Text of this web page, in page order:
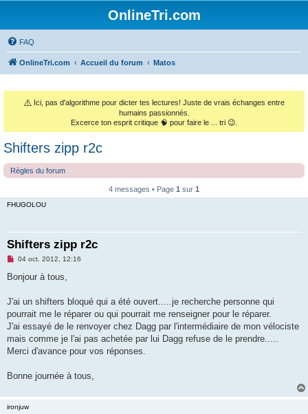
OnlineTri.com
FAQ
OnlineTri.com Accueil du forum Matos
⚠️ Ici, pas d'algorithme pour dicter tes lectures! Juste de vrais échanges entre
humains passionnés.
Excerce ton esprit critique 🧠 pour faire le ... tri 😉.
Shifters zipp r2c
Règles du forum
4 messages • Page 1 sur 1
FHUGOLOU
Shifters zipp r2c
M
s
g
n
o
l
u
04 oct. 2012, 12:16
Bonjour à tous,
J'ai un shifters bloqué qui a été ouvert.....je recherche personne qui
pourrait me le réparer ou qui pourrait me renseigner pour le réparer.
J'ai essayé de le renvoyer chez Dagg par l'intermédiaire de mon vélociste
mais comme je l'ai pas achetée par lui Dagg refuse de le prendre.....
Merci d'avance pour vos réponses.
Bonne journée à tous,
ironjuw